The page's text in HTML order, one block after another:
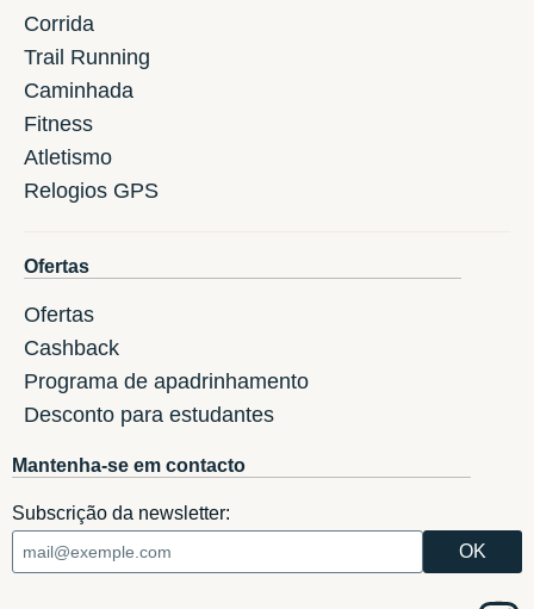
Corrida
Trail Running
Caminhada
Fitness
Atletismo
Relogios GPS
Ofertas
Ofertas
Cashback
Programa de apadrinhamento
Desconto para estudantes
Mantenha-se em contacto
Subscrição da newsletter: